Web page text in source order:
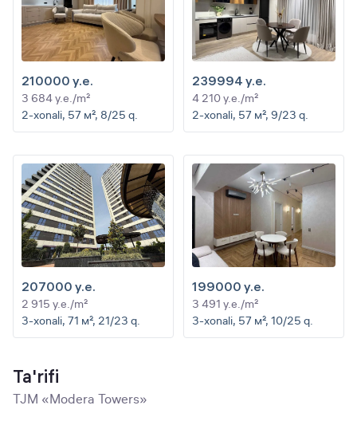
210000 y.e.
3 684 y.e./m²
2-xonali, 57 м², 8/25 q.
239994 y.e.
4 210 y.e./m²
2-xonali, 57 м², 9/23 q.
207000 y.e.
2 915 y.e./m²
3-xonali, 71 м², 21/23 q.
199000 y.e.
3 491 y.e./m²
3-xonali, 57 м², 10/25 q.
Ta'rifi
TJM «Modera Towers»